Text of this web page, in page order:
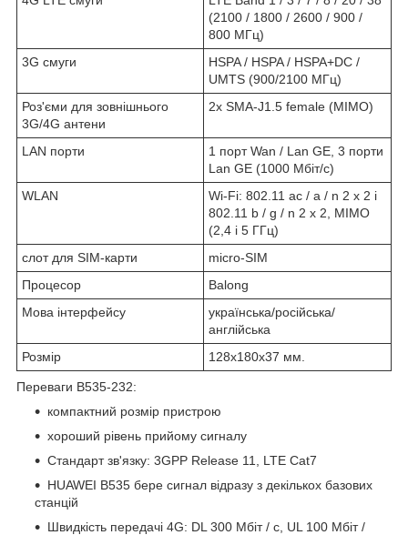
(2100 / 1800 / 2600 / 900 /
800 МГц)
3G смуги
HSPA / HSPA / HSPA+DC /
UMTS (900/2100 МГц)
Роз'єми для зовнішнього
3G/4G антени
2х SMA-J1.5 female (MIMO)
LAN порти
1 порт Wan / Lan GE, 3 порти
Lan GE (1000 Мбіт/с)
WLAN
Wi-Fi: 802.11 ac / a / n 2 x 2 і
802.11 b / g / n 2 x 2, MIMO
(2,4 і 5 ГГц)
слот для SIM-карти
micro-SIM
Процесор
Balong
Мова інтерфейсу
українська/російська/
англійська
Розмір
128х180х37 мм.
Переваги B535-232:
компактний розмір пристрою
хороший рівень прийому сигналу
Стандарт зв'язку: 3GPP Release 11, LTE Cat7
HUAWEI B535 бере сигнал відразу з декількох базових
станцій
Швидкість передачі 4G: DL 300 Мбіт / с, UL 100 Мбіт /